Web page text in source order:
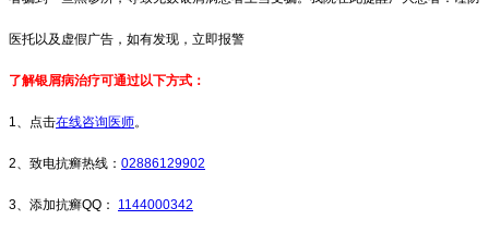
医托以及虚假广告，如有发现，立即报警
了解银屑病治疗可通过以下方式：
1、点击在线咨询医师。
2、致电抗癣热线： 02886129902
3、添加抗癣QQ： 1144000342